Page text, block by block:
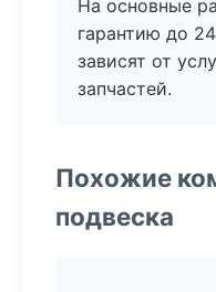
На основные
гарантию до
зависят от
запчастей.
Похожие
подвеска